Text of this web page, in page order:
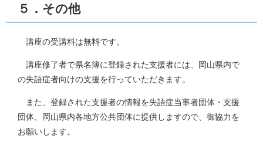
５．その他
講座の受講料は無料です。
講座修了者で県名簿に登録された支援者には、岡山県内で
の失語症者向けの支援を行っていただきます。
また、登録された支援者の情報を失語症当事者団体・支援
団体、岡山県内各地方公共団体に提供しますので、御協力を
お願いします。